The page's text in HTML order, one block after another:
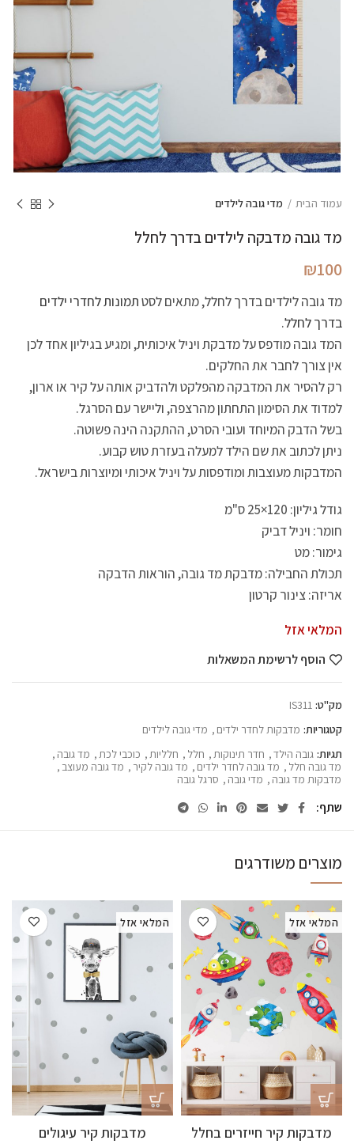
עמוד הבית מדי גובה לילדים
מד גובה מדבקה לילדים בדרך לחלל
₪100
מד גובה לילדים בדרך לחלל, מתאים לסטתמונות לחדרי ילדים
בדרך לחלל.
המד גובה מודפס על מדבקת ויניל איכותית, ומגיע בגיליון אחד לכן
אין צורך לחבר את החלקים.
רק להסיר את המדבקה מהפלקט ולהדביק אותה על קיר או ארון,
למדוד את הסימון התחתון מהרצפה, וליישר עם הסרגל.
בשל הדבק המיוחד ועובי הסרט, ההתקנה הינה פשוטה.
ניתן לכתוב את שם הילד למעלה בעזרת טוש קבוע.
המדבקות מעוצבות ומודפסות על ויניל איכותי ומיוצרות בישראל.
גודל גיליון: 120×25 ס"מ
חומר: ויניל דביק
גימור: מט
תכולת החבילה: מדבקת מד גובה, הוראות הדבקה
אריזה: צינור קרטון
המלאי אזל
הוסף לרשימת המשאלות
מק"ט: IS311
קטגוריות: מדבקות לחדר ילדים , מדי גובה לילדים
תגיות: גובה הילד, חדר תינוקות , חלל , חלליות , כוכבי לכת , מד גובה ,
מד גובה חלל , מד גובה לחדר ילדים , מד גובה לקיר , מד גובה מעוצב ,
מדבקות מד גובה , מדי גובה , סרגל גובה
שתף
מוצרים משודרגים
המלאי אזל
מדבקות קיר חייזרים בחלל
המלאי אזל
מדבקות קיר עיגולים